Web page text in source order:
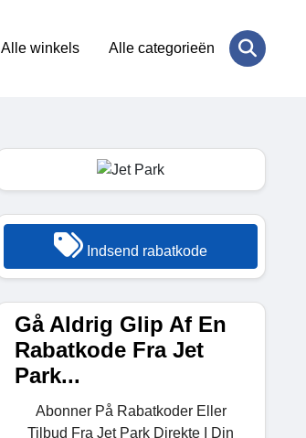
Alle winkels Alle categorieën
Indsend rabatkode
Gå Aldrig Glip Af En
Rabatkode Fra Jet
Park...
Abonner På Rabatkoder Eller
Tilbud Fra Jet Park Direkte I Din